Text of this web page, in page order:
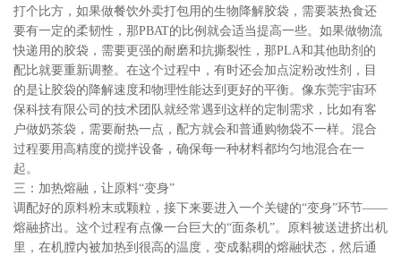
打个比方，如果做餐饮外卖打包用的生物降解胶袋，需要装热食还
要有一定的柔韧性，那PBAT的比例就会适当提高一些。如果做物流
快递用的胶袋，需要更强的耐磨和抗撕裂性，那PLA和其他助剂的
配比就要重新调整。在这个过程中，有时还会加点淀粉改性剂，目
的是让胶袋的降解速度和物理性能达到更好的平衡。像东莞宇宙环
保科技有限公司的技术团队就经常遇到这样的定制需求，比如有客
户做奶茶袋，需要耐热一点，配方就会和普通购物袋不一样。混合
过程要用高精度的搅拌设备，确保每一种材料都均匀地混合在一
起。
三：加热熔融，让原料“变身”
调配好的原料粉末或颗粒，接下来要进入一个关键的“变身”环节——
熔融挤出。这个过程有点像一台巨大的“面条机”。原料被送进挤出机
里，在机膛内被加热到很高的温度，变成黏稠的熔融状态，然后通